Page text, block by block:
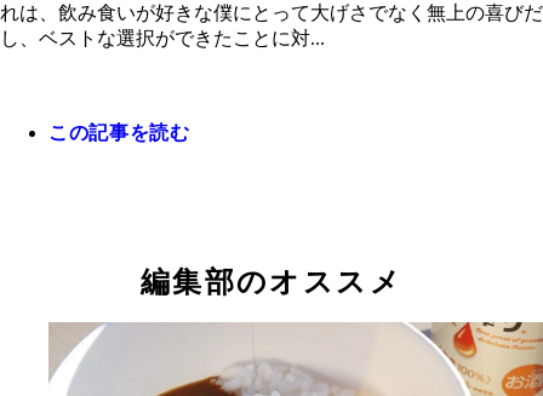
れは、飲み食いが好きな僕にとって大げさでなく無上の喜びだ
し、ベストな選択ができたことに対...
この記事を読む
編集部のオススメ